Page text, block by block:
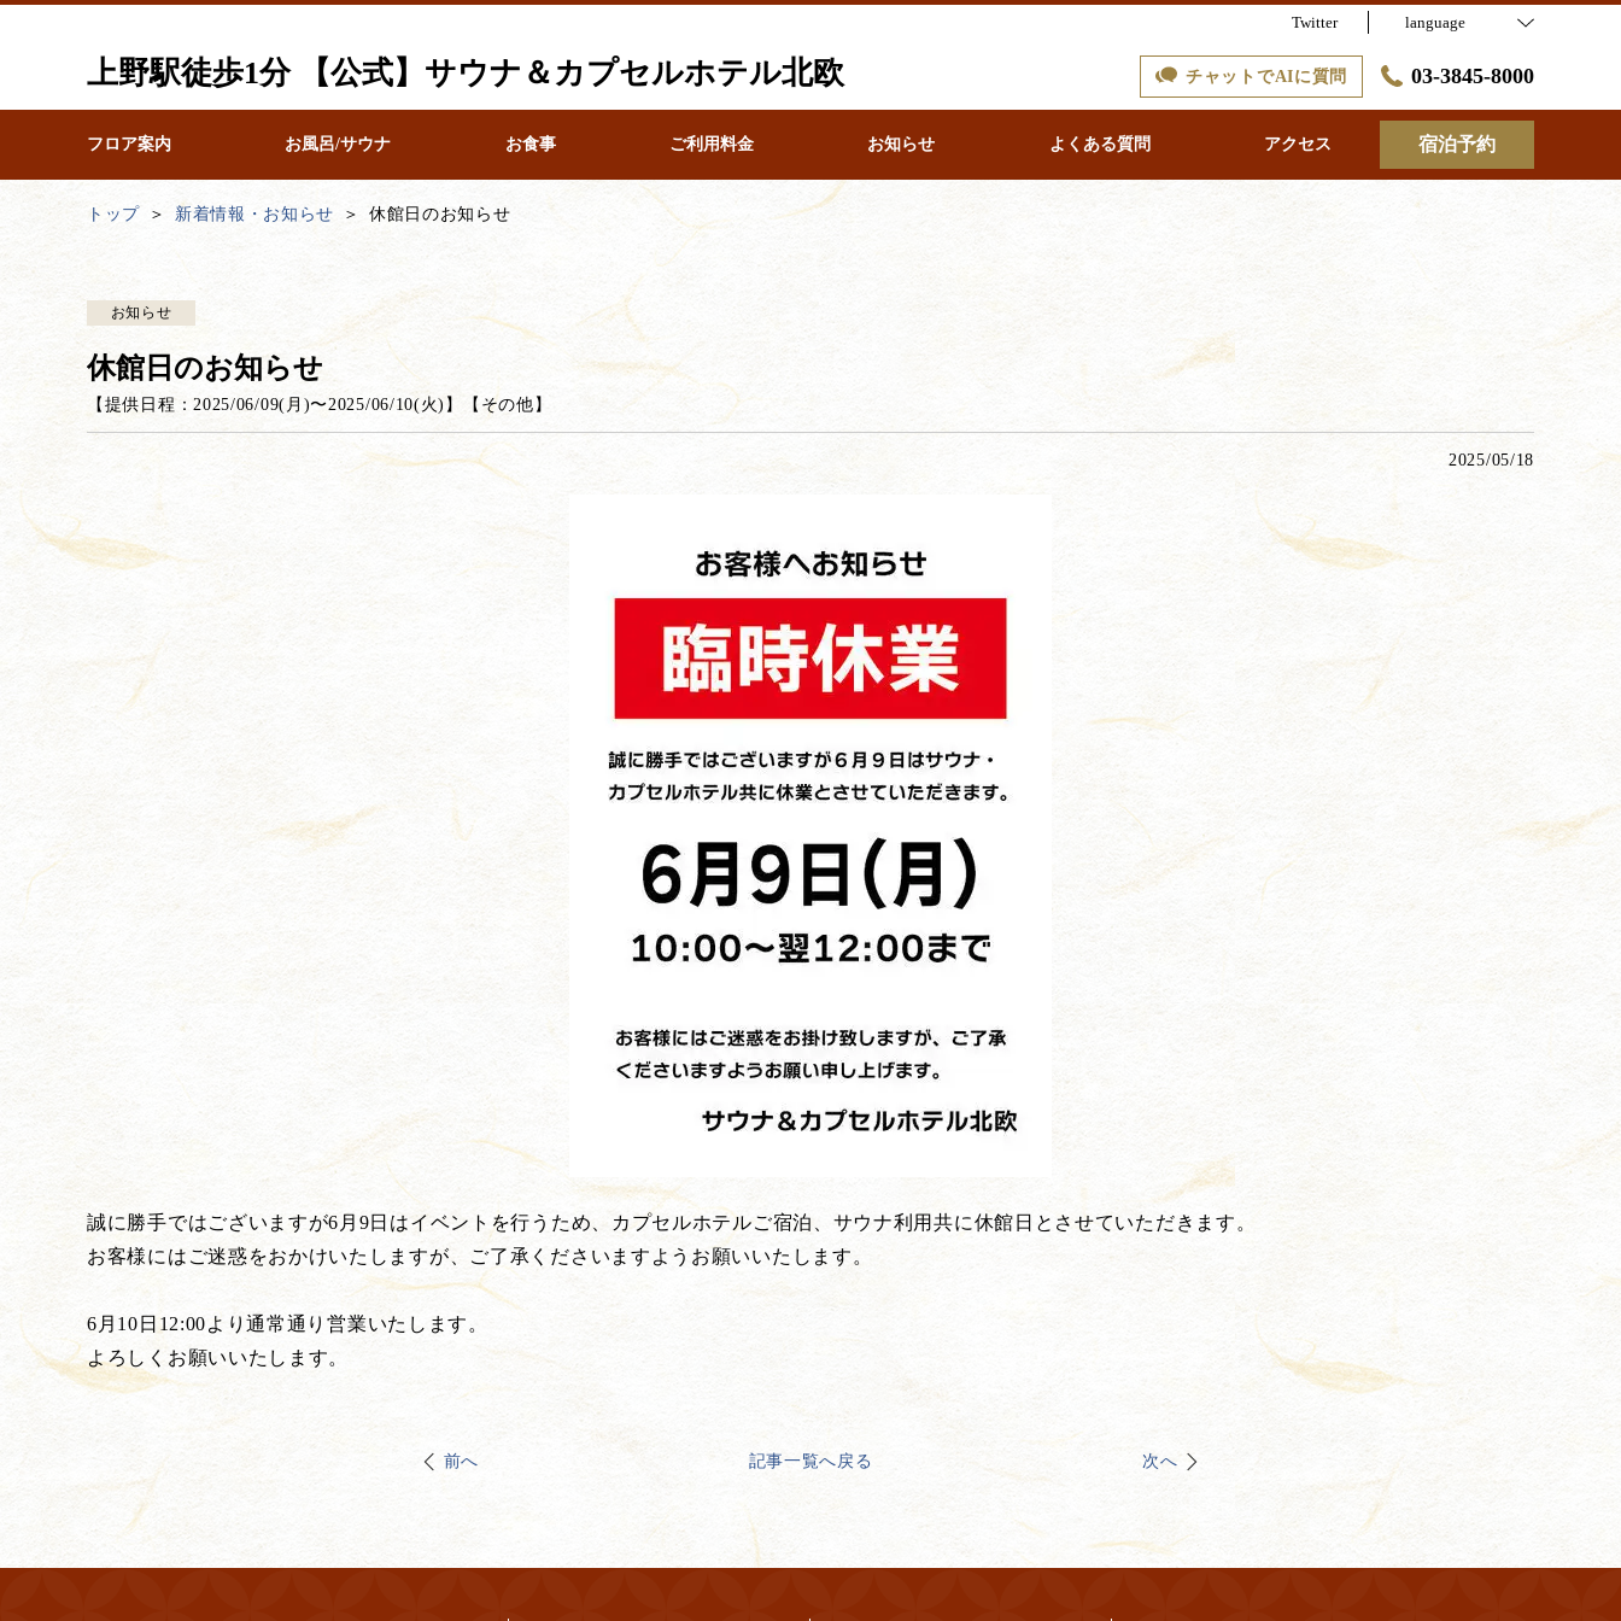
Twitter language
上野駅徒歩1分 【公式】サウナ＆カプセルホテル北欧 チャットでAIに質問 03-3845-8000
フロア案内 お風呂/サウナ お食事 ご利用料金 お知らせ よくある質問 アクセス 宿泊予約
トップ 新着情報・お知らせ 休館日のお知らせ
お知らせ
休館日のお知らせ
【提供日程：2025/06/09(月)〜2025/06/10(火) 】 【 その他 】
2025/05/18
誠に勝手ではございますが6月9日はイベントを行うため、カプセルホテルご宿泊、サウナ利用共に休館日とさせていただきます。
お客様にはご迷惑をおかけいたしますが、ご了承くださいますようお願いいたします。
6月10日12:00より通常通り営業いたします。
よろしくお願いいたします。
前へ 記事一覧へ戻る 次へ